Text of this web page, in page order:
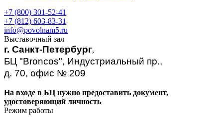
+7 (800) 301-52-41
+7 (812) 603-83-31
info@povolnam5.ru
Выставочный зал
г. Санкт-Петербург,
БЦ "Broncos", Индустриальный пр.,
д. 70, офис № 209
На входе в БЦ нужно предоставить документ,
удостоверяющий личность
Режим работы